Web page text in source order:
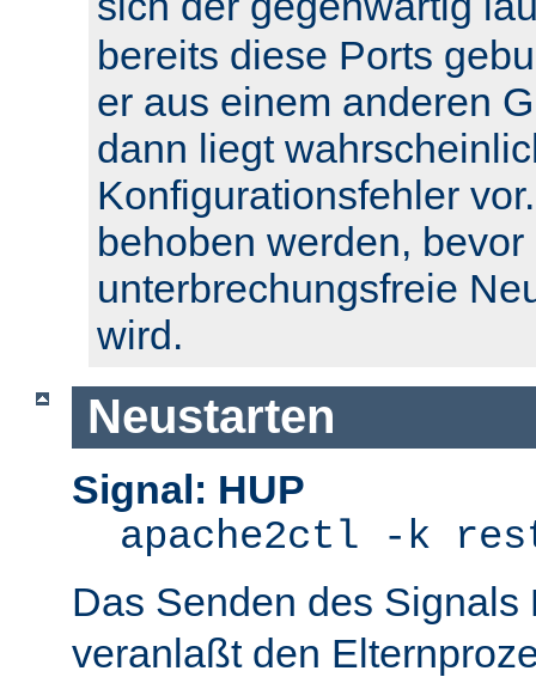
bereits diese Ports
er aus einem anderen
dann liegt
Konfigurationsfehler
behoben werden, bevor
unterbrechungsfreie
wird.
Neustarten
Signal: HUP
apache2ctl -k
Das Senden des Signals
veranlaßt den